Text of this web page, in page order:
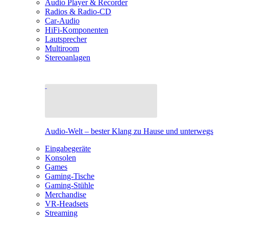
Audio Player & Recorder
Radios & Radio-CD
Car-Audio
HiFi-Komponenten
Lautsprecher
Multiroom
Stereoanlagen
Audio-Welt – bester Klang zu Hause und unterwegs
Eingabegeräte
Konsolen
Games
Gaming-Tische
Gaming-Stühle
Merchandise
VR-Headsets
Streaming